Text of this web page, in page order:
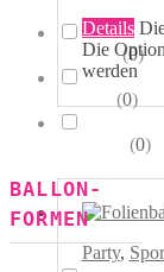
Details
Die
werden
Party,
Kristall (0)
(0)
(0)
BALLON-
FORMEN